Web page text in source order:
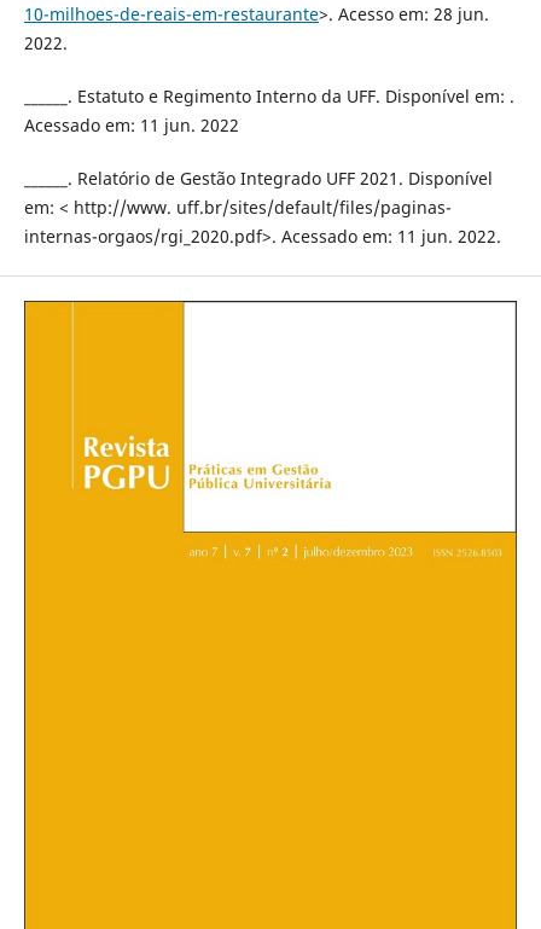
10-milhoes-de-reais-em-restaurante>. Acesso em: 28 jun.
2022.
______. Estatuto e Regimento Interno da UFF. Disponível em: .
Acessado em: 11 jun. 2022
______. Relatório de Gestão Integrado UFF 2021. Disponível
em: < http://www. uff.br/sites/default/files/paginas-
internas-orgaos/rgi_2020.pdf>. Acessado em: 11 jun. 2022.